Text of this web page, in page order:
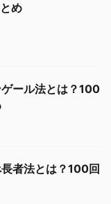
め
ゲール法とは？100
長者法とは？100回